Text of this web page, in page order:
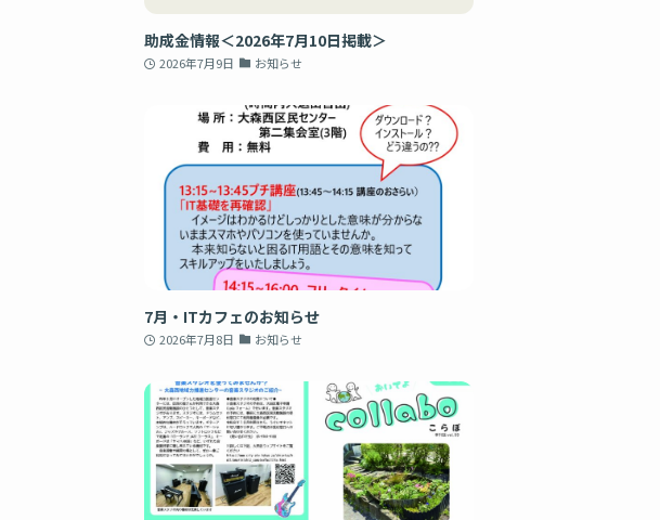
助成金情報＜2026年7月10日掲載＞
2026年7月9日 お知らせ
7月・ITカフェのお知らせ
2026年7月8日 お知らせ